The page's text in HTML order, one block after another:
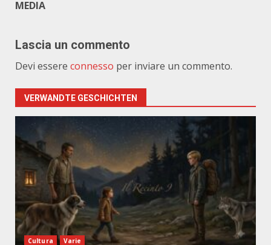
MEDIA
Lascia un commento
Devi essere connesso per inviare un commento.
VERWANDTE GESCHICHTEN
Cultura Varie